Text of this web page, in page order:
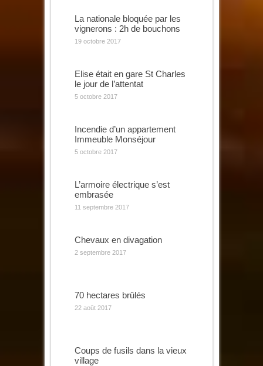
La nationale bloquée par les
vignerons : 2h de bouchons
19 octobre 2017
Elise était en gare St Charles
le jour de l’attentat
5 octobre 2017
Incendie d’un appartement
Immeuble Monséjour
5 octobre 2017
L’armoire électrique s’est
embrasée
11 septembre 2017
Chevaux en divagation
2 septembre 2017
70 hectares brûlés
22 août 2017
Coups de fusils dans la vieux
village